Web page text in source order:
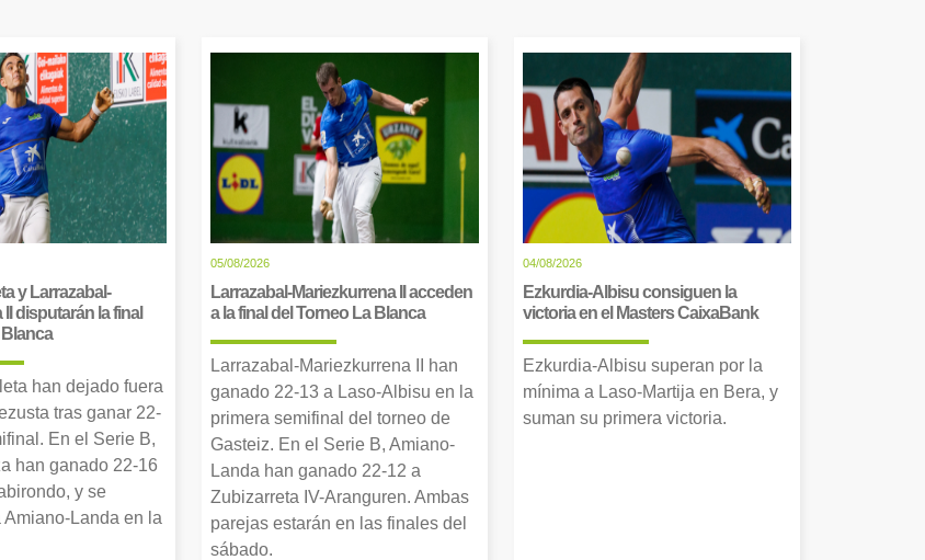
y Larrazabal-
disputarán la final
han dejado fuera
tras ganar 22-
En el Serie B,
han ganado 22-16
y se
Amiano-Landa en la
05/08/2026
Larrazabal-Mariezkurrena II acceden
a la final del Torneo La Blanca
Larrazabal-Mariezkurrena II han
ganado 22-13 a Laso-Albisu en la
primera semifinal del torneo de
Gasteiz. En el Serie B, Amiano-
Landa han ganado 22-12 a
Zubizarreta IV-Aranguren. Ambas
parejas estarán en las finales del
sábado.
04/08/2026
Ezkurdia-Albisu consiguen la
victoria en el Masters CaixaBank
Ezkurdia-Albisu superan por la
mínima a Laso-Martija en Bera, y
suman su primera victoria.